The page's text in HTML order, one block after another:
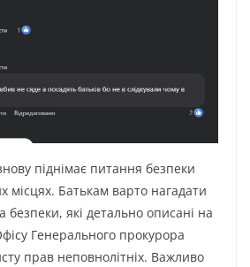
піднімає питання безпеки
місцях. Батькам варто нагадати
безпеки, які детально описані на
Генерального прокурора
прав неповнолітніх. Важливо